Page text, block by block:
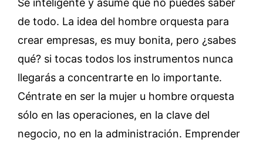
Sé inteligente y asume que no puedes saber
de todo. La idea del hombre orquesta para
crear empresas, es muy bonita, pero ¿sabes
qué? si tocas todos los instrumentos nunca
llegarás a concentrarte en lo importante.
Céntrate en ser la mujer u hombre orquesta
sólo en las operaciones, en la clave del
negocio, no en la administración. Emprender